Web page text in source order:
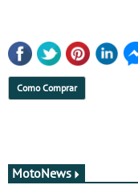
Como Comprar
MotoNews